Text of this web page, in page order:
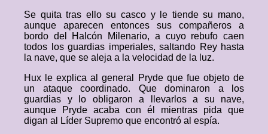
Se quita tras ello su casco y le tiende su mano,
aunque aparecen entonces sus compañeros a
bordo del Halcón Milenario, a cuyo rebufo caen
todos los guardias imperiales, saltando Rey hasta
la nave, que se aleja a la velocidad de la luz.
Hux le explica al general Pryde que fue objeto de
un ataque coordinado. Que dominaron a los
guardias y lo obligaron a llevarlos a su nave,
aunque Pryde acaba con él mientras pida que
digan al Líder Supremo que encontró al espía.